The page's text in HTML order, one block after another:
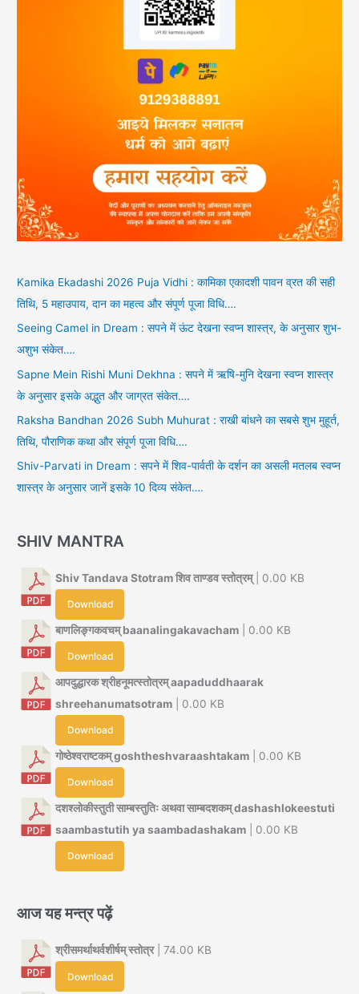
Kamika Ekadashi 2026 Puja Vidhi : कामिका एकादशी पावन व्रत की सही
तिथि, 5 महाउपाय, दान का महत्व और संपूर्ण पूजा विधि….
Seeing Camel in Dream : सपने में ऊंट देखना स्वप्न शास्त्र, के अनुसार शुभ-
अशुभ संकेत….
Sapne Mein Rishi Muni Dekhna : सपने में ऋषि-मुनि देखना स्वप्न शास्त्र
के अनुसार इसके अद्भुत और जाग्रत संकेत….
Raksha Bandhan 2026 Subh Muhurat : राखी बांधने का सबसे शुभ मुहूर्त,
तिथि, पौराणिक कथा और संपूर्ण पूजा विधि….
Shiv-Parvati in Dream : सपने में शिव-पार्वती के दर्शन का असली मतलब स्वप्न
शास्त्र के अनुसार जानें इसके 10 दिव्य संकेत….
SHIV MANTRA
Shiv Tandava Stotram शिव ताण्डव स्तोत्रम्| 0.00 KB
Download
बाणलिङ्गकवचम् baanalingakavacham | 0.00 KB
Download
आपदुद्धारक श्रीहनूमत्स्तोत्रम् aapaduddhaarak
shreehanumatsotram | 0.00 KB
Download
गोष्ठेश्वराष्टकम् goshtheshvaraashtakam | 0.00 KB
Download
दशश्लोकीस्तुती साम्बस्तुतिः अथवा साम्बदशकम् dashashlokeestuti
saambastutih ya saambadashakam | 0.00 KB
Download
आज यह मन्त्र पढ़ें
श्रीसमर्थाथर्वशीर्षम् स्तोत्र| 74.00 KB
Download